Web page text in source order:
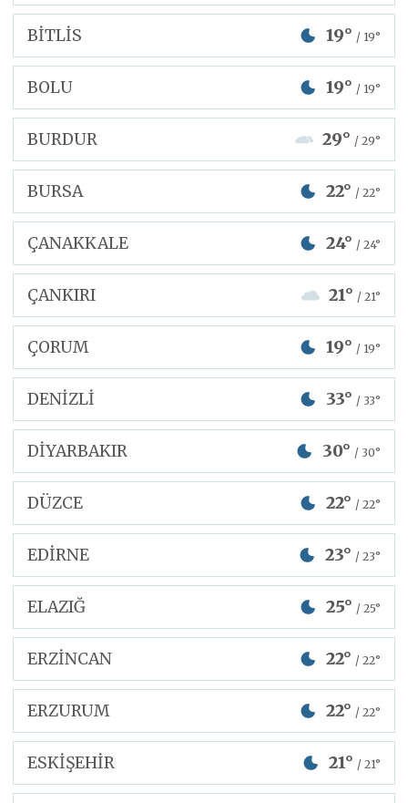
BİTLİS 19° / 19°
BOLU 19° / 19°
BURDUR 29° / 29°
BURSA 22° / 22°
ÇANAKKALE 24° / 24°
ÇANKIRI 21° / 21°
ÇORUM 19° / 19°
DENİZLİ 33° / 33°
DİYARBAKIR 30° / 30°
DÜZCE 22° / 22°
EDİRNE 23° / 23°
ELAZIĞ 25° / 25°
ERZİNCAN 22° / 22°
ERZURUM 22° / 22°
ESKİŞEHİR 21° / 21°